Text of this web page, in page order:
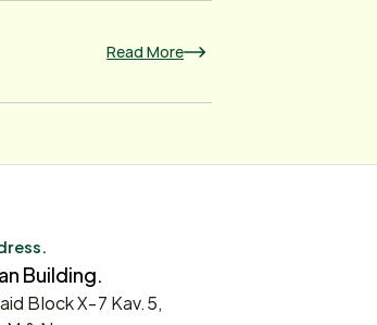
Read More
Building.
Block X-7 Kav.5,